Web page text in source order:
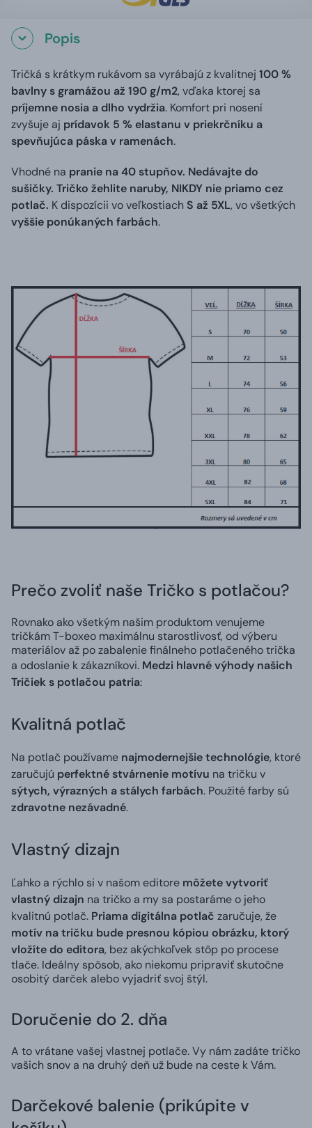
Popis
Tričká s krátkym rukávom sa vyrábajú z kvalitnej 100 %
bavlny s gramážou až 190 g/m2, vďaka ktorej sa
príjemne nosia a dlho vydržia. Komfort pri nosení
zvyšuje aj prídavok 5 % elastanu v priekrčníku a
spevňujúca páska v ramenách.
Vhodné na pranie na 40 stupňov. Nedávajte do
sušičky. Tričko žehlite naruby, NIKDY nie priamo cez
potlač. K dispozícii vo veľkostiach S až 5XL, vo všetkých
vyššie ponúkaných farbách.
Prečo zvoliť naše Tričko s potlačou?
Rovnako ako všetkým našim produktom venujeme
tričkám T-boxeo maximálnu starostlivosť, od výberu
materiálov až po zabalenie finálneho potlačeného trička
a odoslanie k zákazníkovi. Medzi hlavné výhody našich
Tričiek s potlačou patria:
Kvalitná potlač
Na potlač používame najmodernejšie technológie, ktoré
zaručujú perfektné stvárnenie motívu na tričku v
sýtych, výrazných a stálych farbách. Použité farby sú
zdravotne nezávadné.
Vlastný dizajn
Ľahko a rýchlo si v našom editore môžete vytvoriť
vlastný dizajn na tričko a my sa postaráme o jeho
kvalitnú potlač. Priama digitálna potlač zaručuje, že
motív na tričku bude presnou kópiou obrázku, ktorý
vložíte do editora, bez akýchkoľvek stôp po procese
tlače. Ideálny spôsob, ako niekomu pripraviť skutočne
osobitý darček alebo vyjadriť svoj štýl.
Doručenie do 2. dňa
A to vrátane vašej vlastnej potlače. Vy nám zadáte tričko
vašich snov a na druhý deň už bude na ceste k Vám.
Darčekové balenie (prikúpite v